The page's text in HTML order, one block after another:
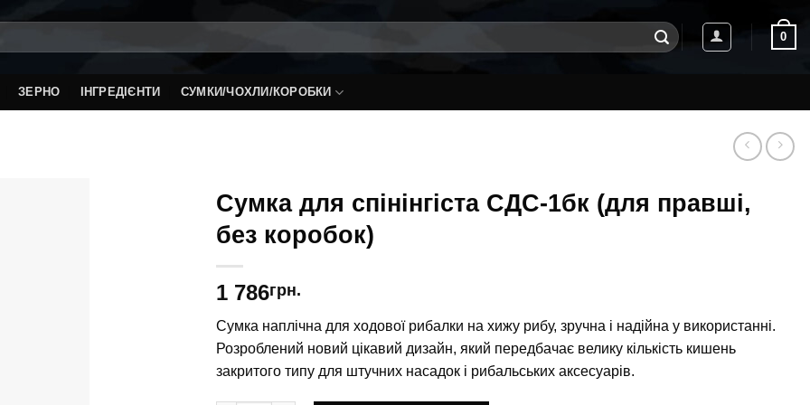
0
ЗЕРНО ІНГРЕДІЄНТИ СУМКИ/ЧОХЛИ/КОРОБКИ
Сумка для спінінгіста СДС-1бк (для правші,
без коробок)
1 786грн.
Сумка наплічна для ходової рибалки на хижу рибу, зручна і надійна у використанні.
Розроблений новий цікавий дизайн, який передбачає велику кількість кишень
закритого типу для штучних насадок і рибальських аксесуарів.